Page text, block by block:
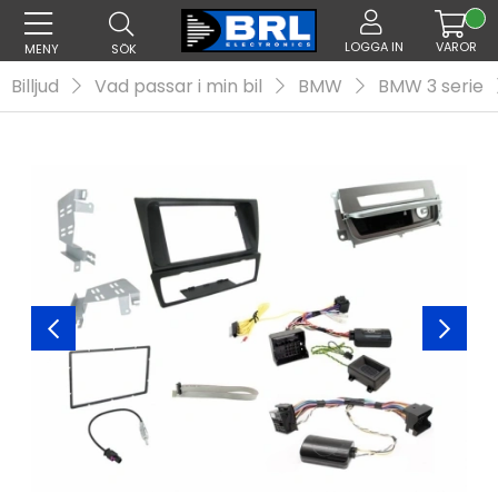
MENY SÖK LOGGA IN VAROR
Billjud Vad passar i min bil BMW BMW 3 serie